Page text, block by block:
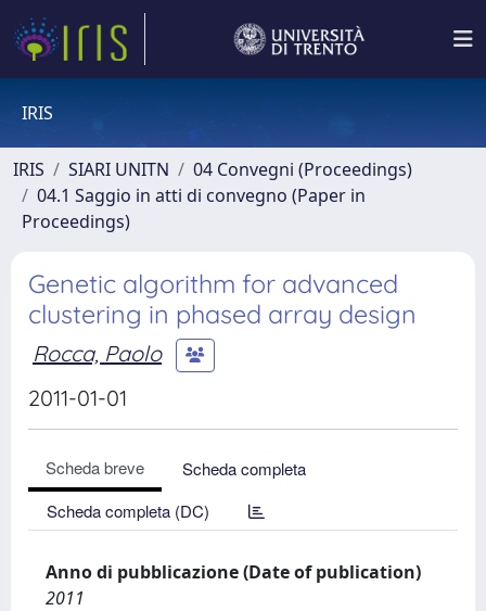
IRIS
IRIS SIARI UNITN
04 Convegni (Proceedings)
04.1 Saggio in atti di convegno (Paper in
Proceedings)
Genetic algorithm for advanced
clustering in phased array design
Rocca, Paolo
2011-01-01
Scheda breve
Scheda completa
Scheda completa (DC)
Anno di pubblicazione (Date of publication)
2011